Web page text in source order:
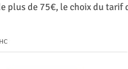
plus de 75€, le choix du tarif